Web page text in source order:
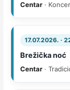
Centar·
17.07.2026. ·
Brežička noć
Centar·